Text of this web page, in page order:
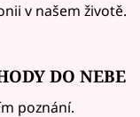
v našem životě.
DO NEBE
poznání.